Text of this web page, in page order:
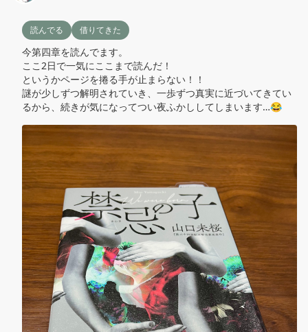
読んでる 借りてきた
今第四章を読んでます。
ここ2日で一気にここまで読んだ！
というかページを捲る手が止まらない！！
謎が少しずつ解明されていき、一歩ずつ真実に近づいてきてい
るから、続きが気になってつい夜ふかししてしまいます…😂